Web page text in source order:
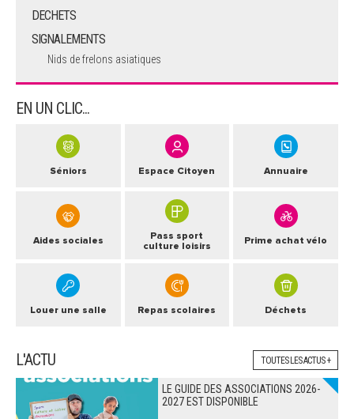
DECHETS
SIGNALEMENTS
Nids de frelons asiatiques
EN UN CLIC...
Séniors Espace Citoyen Annuaire
Aides sociales
Pass sport
culture loisirs
Prime achat vélo
Louer une salle Repas scolaires Déchets
L'ACTU TOUTES LES ACTUS +
LE GUIDE DES ASSOCIATIONS 2026-
2027 EST DISPONIBLE